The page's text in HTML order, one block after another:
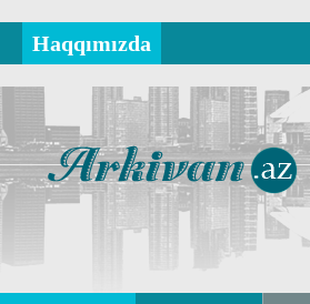
Haqqımızda